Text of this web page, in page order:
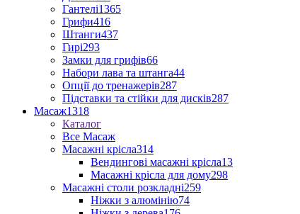
Гантелі1365
Грифи416
Штанги437
Гирі293
Замки для грифів66
Набори лава та штанга44
Опції до тренажерів287
Підставки та стійки для дисків287
Масаж1318
Каталог
Все Масаж
Масажні крісла314
Вендингові масажні крісла13
Масажні крісла для дому298
Масажні столи розкладні259
Ніжки з алюмінію74